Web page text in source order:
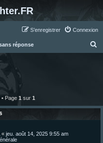
Connexion
S’enregistrer
réponse
avancée
Page 1 sur 1
« jeu. août 14, 2025 9:55 am